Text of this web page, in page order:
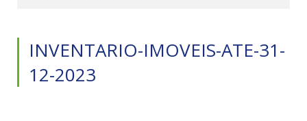
INVENTARIO-IMOVEIS-ATE-31-
12-2023